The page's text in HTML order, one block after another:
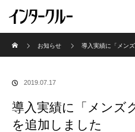
お知らせ
導入実績に「メン
2019.07.17
導入実績に「メンズ
を追加しました